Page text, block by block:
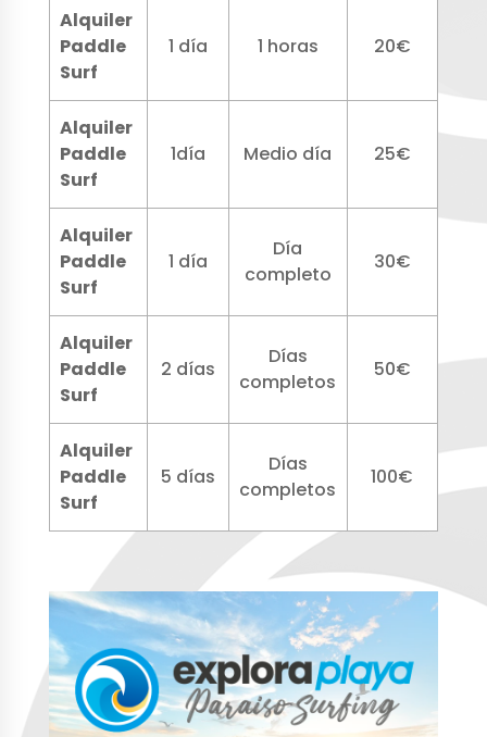
Alquiler
Paddle
Surf
1 día 1 horas 20€
Alquiler
Paddle
Surf
1día Medio día 25€
Alquiler
Paddle
Surf
1 día
Día
completo
30€
Alquiler
Paddle
Surf
2 días
Días
completos
50€
Alquiler
Paddle
Surf
5 días
Días
completos
100€